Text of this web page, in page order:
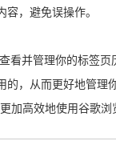
，避免误操作。
看并管理你的标签页
，从而更好地管理
加高效地使用谷歌浏